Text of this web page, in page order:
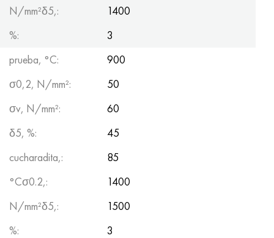
N/mm²δ5,:
1400
%:
3
prueba, °С:
900
σ0,2, N/mm²:
50
σv, N/mm²:
60
δ5, %:
45
cucharadita,:
85
°Сσ0.2,:
1400
N/mm²δ5,:
1500
%:
3